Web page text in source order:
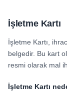
İşletme Kartı
İşletme Kartı,
belgedir. Bu kart
resmi olarak mal
İşletme Kartı